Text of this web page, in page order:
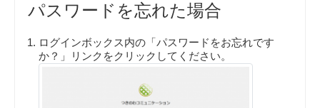
パスワードを忘れた場合
ログインボックス内の「パスワードをお忘れです
か？」リンクをクリックしてください。